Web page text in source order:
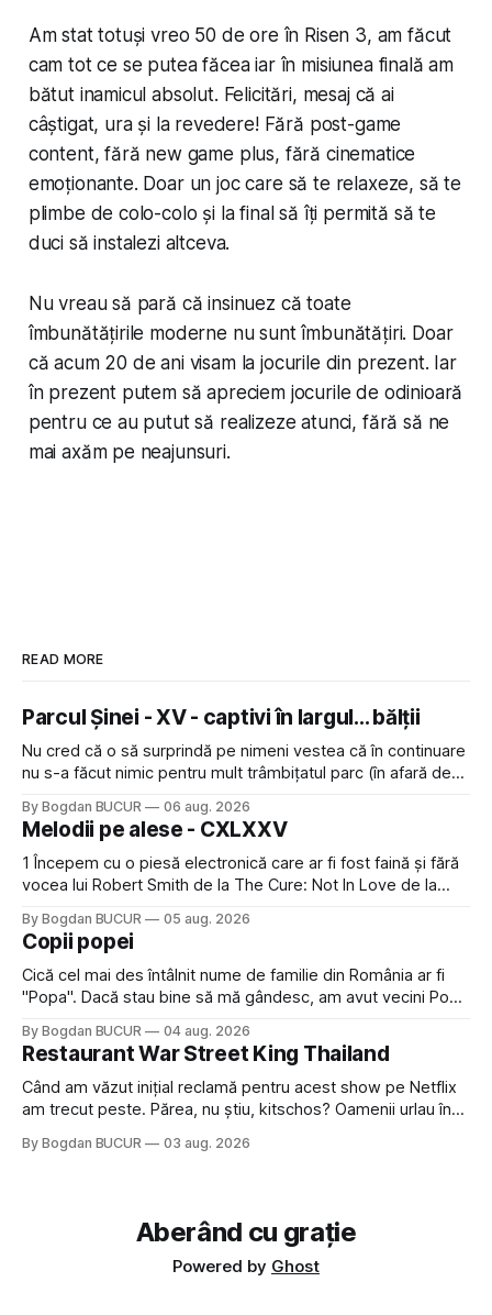
Am stat totuși vreo 50 de ore în Risen 3, am făcut
cam tot ce se putea făcea iar în misiunea finală am
bătut inamicul absolut. Felicitări, mesaj că ai
câștigat, ura și la revedere! Fără post-game
content, fără new game plus, fără cinematice
emoționante. Doar un joc care să te relaxeze, să te
plimbe de colo-colo și la final să îți permită să te
duci să instalezi altceva.
Nu vreau să pară că insinuez că toate
îmbunătățirile moderne nu sunt îmbunătățiri. Doar
că acum 20 de ani visam la jocurile din prezent. Iar
în prezent putem să apreciem jocurile de odinioară
pentru ce au putut să realizeze atunci, fără să ne
mai axăm pe neajunsuri.
READ MORE
Parcul Șinei - XV - captivi în largul... bălții
Nu cred că o să surprindă pe nimeni vestea că în continuare
nu s-a făcut nimic pentru mult trâmbițatul parc (în afară de
timp pui și latră prin gard la lumea care trece prin zonă). Am
avut, în schimb, o belea
By Bogdan BUCUR 06 aug. 2026
Melodii pe alese - CXLXXV
1 Începem cu o piesă electronică care ar fi fost faină și fără
vocea lui Robert Smith de la The Cure: Not In Love de la
a dovedit că jumătatea masculină a acelui duo era cam
dubioasă...) 2. Băgăm la
By Bogdan BUCUR 05 aug. 2026
Copii popei
Cică cel mai des întâlnit nume de familie din România ar fi
"Popa". Dacă stau bine să mă gândesc, am avut vecini Popa
Dexonline spune de etimologia termenului de popă că ar
veni din slava veche, popŭ,
By Bogdan BUCUR 04 aug. 2026
Restaurant War Street King Thailand
Când am văzut inițial reclamă pentru acest show pe Netflix
am trecut peste. Părea, nu știu, kitschos? Oamenii urlau în
fine dining din alte show-uri... așa că am zis pas. Apoi ceva,
By Bogdan BUCUR 03 aug. 2026
Aberând cu grație
Powered by Ghost